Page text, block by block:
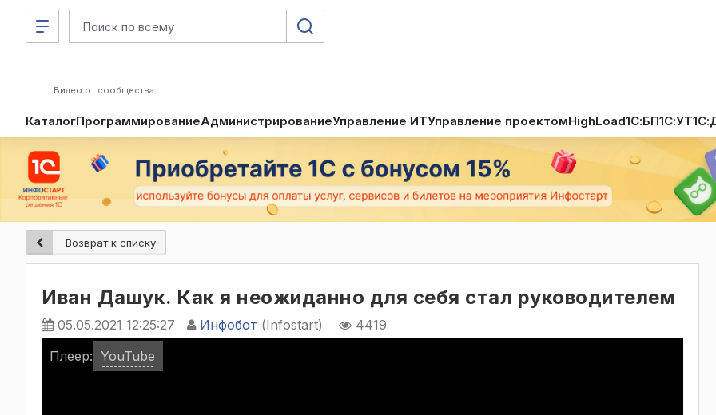
Видео от сообщества
КаталогПрограммированиеАдминистрированиеУправление ИТУправление проектомHighLoad1С:БП1С:УТ
Возврат к списку
Иван Дашук. Как я неожиданно для себя стал руководителем
05.05.2021 12:25:27 Инфобот (Infostart)
4419
Плеер: YouTube